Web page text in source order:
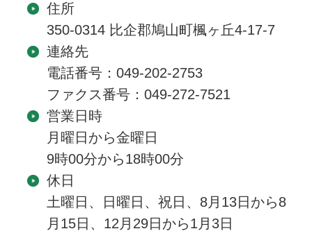
住所
350-0314 比企郡鳩山町楓ヶ丘4-17-7
連絡先
電話番号：049-202-2753
ファクス番号：049-272-7521
営業日時
月曜日から金曜日
9時00分から18時00分
休日
土曜日、日曜日、祝日、8月13日から8
月15日、12月29日から1月3日